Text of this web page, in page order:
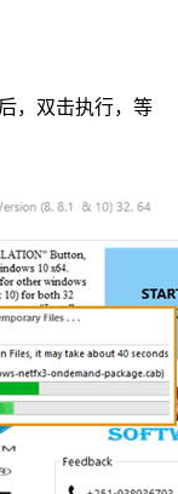
，双击执行，等